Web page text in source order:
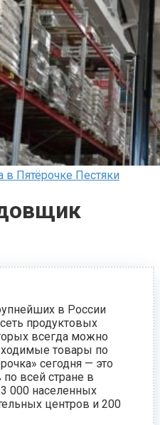
в Пятёрочке Пестяки
в России
продуктовых
всегда можно
товары по
сегодня — это
всей стране в
000 населенных
центров и 200